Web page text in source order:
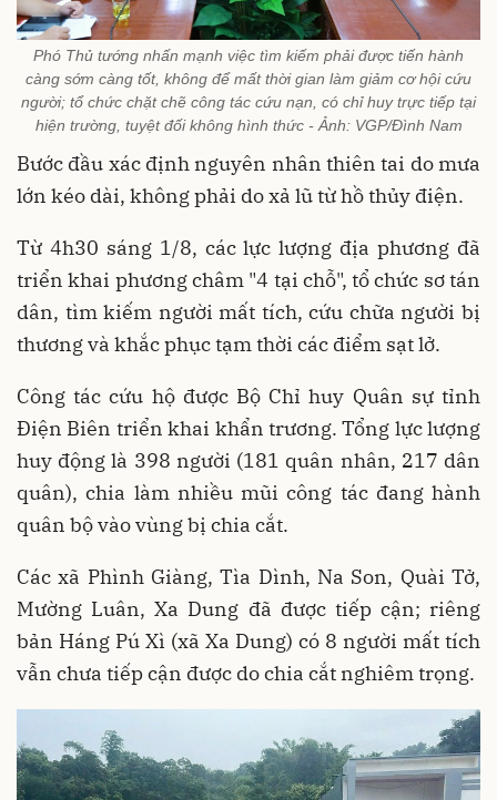
Phó Thủ tướng nhấn mạnh việc tìm kiếm phải được tiến hành
càng sớm càng tốt, không để mất thời gian làm giảm cơ hội cứu
người; tổ chức chặt chẽ công tác cứu nạn, có chỉ huy trực tiếp tại
hiện trường, tuyệt đối không hình thức - Ảnh: VGP/Đình Nam
Bước đầu xác định nguyên nhân thiên tai do mưa
lớn kéo dài, không phải do xả lũ từ hồ thủy điện.
Từ 4h30 sáng 1/8, các lực lượng địa phương đã
triển khai phương châm "4 tại chỗ", tổ chức sơ tán
dân, tìm kiếm người mất tích, cứu chữa người bị
thương và khắc phục tạm thời các điểm sạt lở.
Công tác cứu hộ được Bộ Chỉ huy Quân sự tỉnh
Điện Biên triển khai khẩn trương. Tổng lực lượng
huy động là 398 người (181 quân nhân, 217 dân
quân), chia làm nhiều mũi công tác đang hành
quân bộ vào vùng bị chia cắt.
Các xã Phình Giàng, Tìa Dình, Na Son, Quài Tở,
Mường Luân, Xa Dung đã được tiếp cận; riêng
bản Háng Pú Xì (xã Xa Dung) có 8 người mất tích
vẫn chưa tiếp cận được do chia cắt nghiêm trọng.